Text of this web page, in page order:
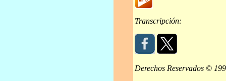
Transcripción:
Derechos Reservados ©